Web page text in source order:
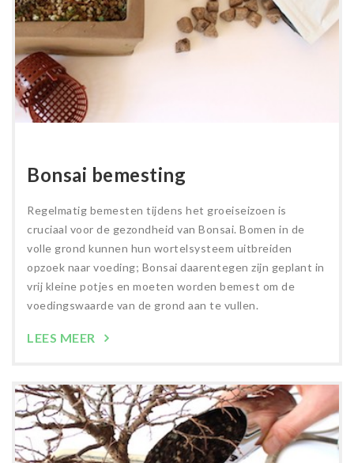
Bonsai bemesting
Regelmatig bemesten tijdens het groeiseizoen is
cruciaal voor de gezondheid van Bonsai. Bomen in de
volle grond kunnen hun wortelsysteem uitbreiden
opzoek naar voeding; Bonsai daarentegen zijn geplant in
vrij kleine potjes en moeten worden bemest om de
voedingswaarde van de grond aan te vullen.
LEES MEER